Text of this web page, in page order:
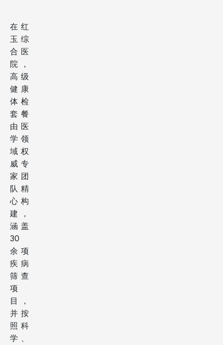
在红
玉综
合医
院，
高级
健康
体检
套餐
由医
学领
域权
威专
家团
队精
心构
建，
涵盖
30
余项
疾病
筛查
项
目，
并按
照科
学、